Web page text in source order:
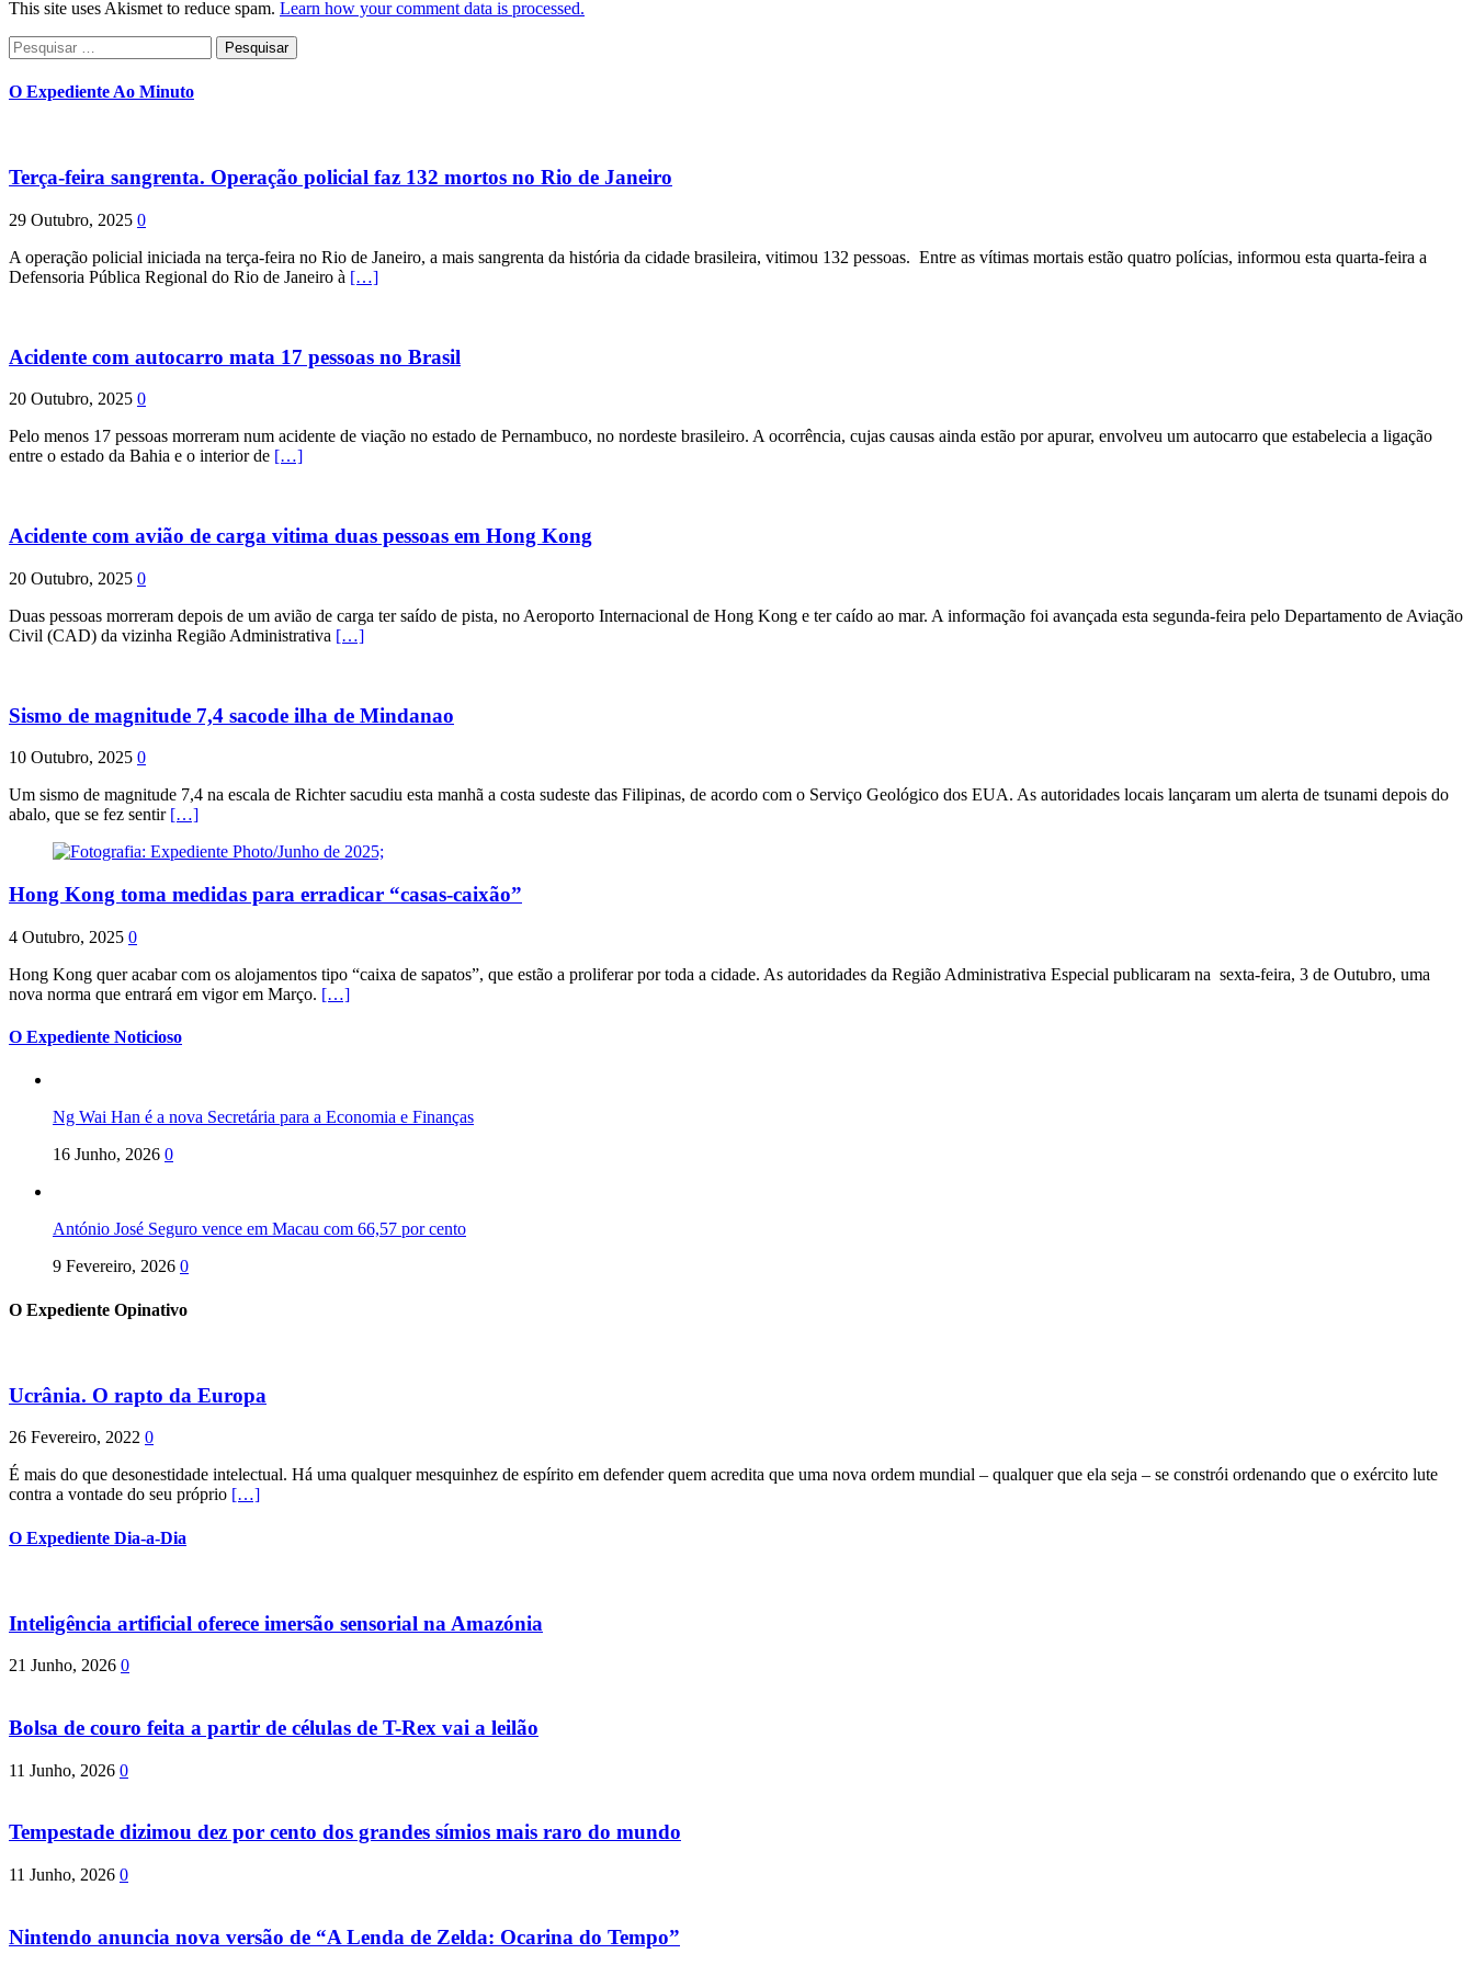
This site uses Akismet to reduce spam. Learn how your comment data is processed.
Pesquisar
por:
O Expediente Ao Minuto
Terça-feira sangrenta. Operação policial faz 132 mortos no Rio de Janeiro
29 Outubro, 2025 0
A operação policial iniciada na terça-feira no Rio de Janeiro, a mais sangrenta da história da cidade brasileira, vitimou 132 pessoas. Entre as vítimas mortais estão quatro polícias, informou esta quarta-feira a
Defensoria Pública Regional do Rio de Janeiro à […]
Acidente com autocarro mata 17 pessoas no Brasil
20 Outubro, 2025 0
Pelo menos 17 pessoas morreram num acidente de viação no estado de Pernambuco, no nordeste brasileiro. A ocorrência, cujas causas ainda estão por apurar, envolveu um autocarro que estabelecia a ligação
entre o estado da Bahia e o interior de […]
Acidente com avião de carga vitima duas pessoas em Hong Kong
20 Outubro, 2025 0
Duas pessoas morreram depois de um avião de carga ter saído de pista, no Aeroporto Internacional de Hong Kong e ter caído ao mar. A informação foi avançada esta segunda-feira pelo Departamento de Aviação
Civil (CAD) da vizinha Região Administrativa […]
Sismo de magnitude 7,4 sacode ilha de Mindanao
10 Outubro, 2025 0
Um sismo de magnitude 7,4 na escala de Richter sacudiu esta manhã a costa sudeste das Filipinas, de acordo com o Serviço Geológico dos EUA. As autoridades locais lançaram um alerta de tsunami depois do
abalo, que se fez sentir […]
Hong Kong toma medidas para erradicar “casas-caixão”
4 Outubro, 2025 0
Hong Kong quer acabar com os alojamentos tipo “caixa de sapatos”, que estão a proliferar por toda a cidade. As autoridades da Região Administrativa Especial publicaram na sexta-feira, 3 de Outubro, uma
nova norma que entrará em vigor em Março. […]
O Expediente Noticioso
Ng Wai Han é a nova Secretária para a Economia e Finanças
16 Junho, 2026 0
António José Seguro vence em Macau com 66,57 por cento
9 Fevereiro, 2026 0
O Expediente Opinativo
Ucrânia. O rapto da Europa
26 Fevereiro, 2022 0
É mais do que desonestidade intelectual. Há uma qualquer mesquinhez de espírito em defender quem acredita que uma nova ordem mundial – qualquer que ela seja – se constrói ordenando que o exército lute
contra a vontade do seu próprio […]
O Expediente Dia-a-Dia
Inteligência artificial oferece imersão sensorial na Amazónia
21 Junho, 2026 0
Bolsa de couro feita a partir de células de T-Rex vai a leilão
11 Junho, 2026 0
Tempestade dizimou dez por cento dos grandes símios mais raro do mundo
11 Junho, 2026 0
Nintendo anuncia nova versão de “A Lenda de Zelda: Ocarina do Tempo”